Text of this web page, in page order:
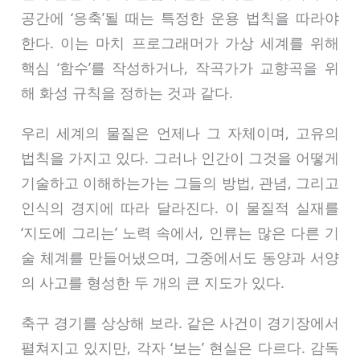
공간에 ‘응축’될 때는 특정한 운용 법칙을 따라야
한다. 이는 마치 프로그래머가 가상 세계를 위해
핵심 ‘함수’를 작성하거나, 작곡가가 교향곡을 위
해 화성 규칙을 정하는 것과 같다.
우리 세계의 물질은 언제나 그 자체이며, 고유의
법칙을 가지고 있다. 그러나 인간이 그것을 어떻게
기술하고 이해하는가는 그들의 방법, 관념, 그리고
인식의 경지에 따라 달라진다. 이 물질적 실재를
‘지도에 그리는’ 노력 속에서, 인류는 많은 다른 기
술 체계를 만들어냈으며, 그중에서도 동양과 서양
의 사고를 형성한 두 개의 큰 지도가 있다.
축구 경기를 상상해 보라. 같은 사건이 경기장에서
펼쳐지고 있지만, 각자 ‘보는’ 현실은 다르다. 감독